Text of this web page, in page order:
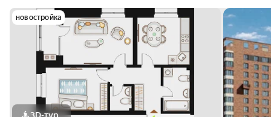
новостройка